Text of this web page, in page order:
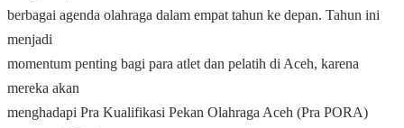
berbagai agenda olahraga dalam empat tahun ke depan. Tahun ini
menjadi
momentum penting bagi para atlet dan pelatih di Aceh, karena
mereka akan
menghadapi Pra Kualifikasi Pekan Olahraga Aceh (Pra PORA)